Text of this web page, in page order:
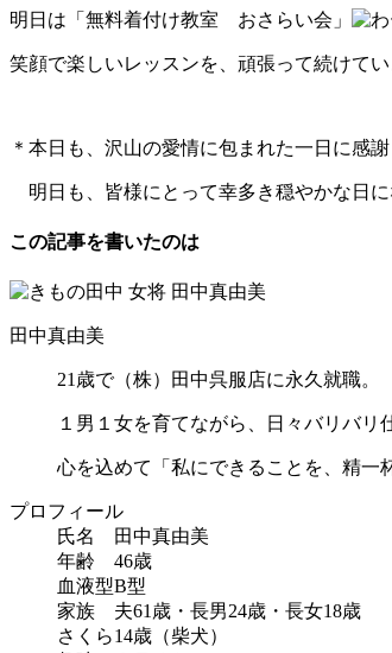
明日は「無料着付け教室 おさらい会」
笑顔で楽しいレッスンを、頑張って続けて
＊本日も、沢山の愛情に包まれた一日に感謝
明日も、皆様にとって幸多き穏やかな日に
この記事を書いたのは
田中真由美
21歳で（株）田中呉服店に永久就職。
１男１女を育てながら、日々バリバリ
心を込めて「私にできることを、精一
プロフィール
氏名 田中真由美
年齢 46歳
血液型B型
家族 夫61歳・長男24歳・長女18歳
さくら14歳（柴犬）